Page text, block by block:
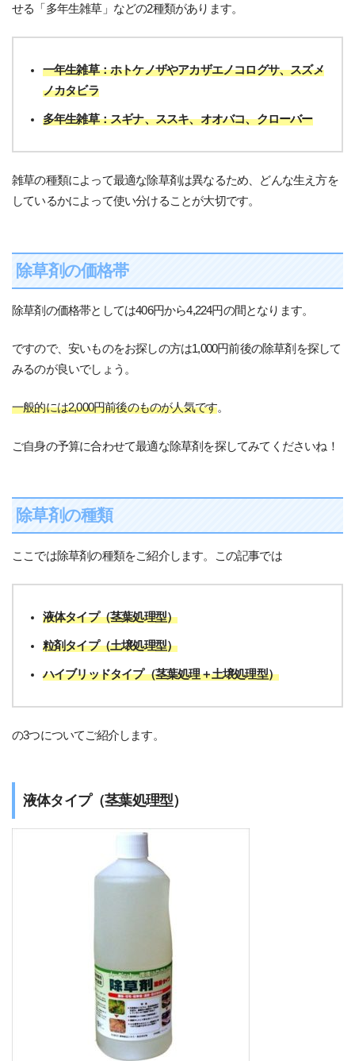
せる「多年生雑草」などの2種類があります。
一年生雑草：ホトケノザやアカザエノコログサ、スズメ
ノカタビラ
多年生雑草：スギナ、ススキ、オオバコ、クローバー
雑草の種類によって最適な除草剤は異なるため、どんな生え方を
しているかによって使い分けることが大切です。
除草剤の価格帯
除草剤の価格帯としては406円から4,224円の間となります。
ですので、安いものをお探しの方は1,000円前後の除草剤を探して
みるのが良いでしょう。
一般的には2,000円前後のものが人気です。
ご自身の予算に合わせて最適な除草剤を探してみてくださいね！
除草剤の種類
ここでは除草剤の種類をご紹介します。この記事では
液体タイプ（茎葉処理型）
粒剤タイプ（土壌処理型）
ハイブリッドタイプ（茎葉処理＋土壌処理型）
の3つについてご紹介します。
液体タイプ（茎葉処理型）